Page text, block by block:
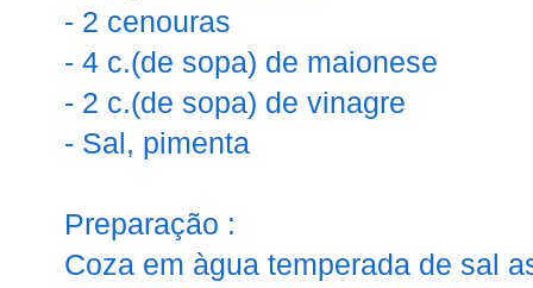
- 2 cenouras
- 4 c.(de sopa) de maionese
- 2 c.(de sopa) de vinagre
- Sal, pimenta
Preparação :
Coza em àgua temperada de sal